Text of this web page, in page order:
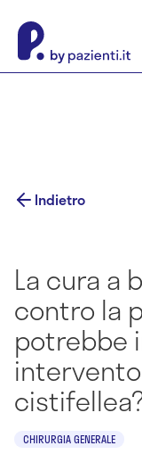
Indietro
La cura a
contro la
potrebbe
CHIRURGIA GENERALE